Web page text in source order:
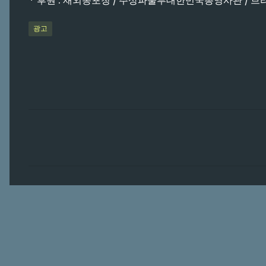
광고